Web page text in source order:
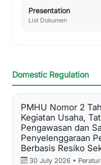
Presentation
List Dokumen
Domestic Regulation
PMHU Nomor 2
Kegiatan Usaha,
Pengawasan dan
Penyelenggaraan
Berbasis Resiko
30 July 2026 •